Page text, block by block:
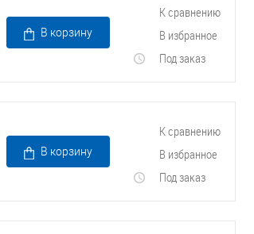
В корзину
К сравнению
В избранное
Под заказ
В корзину
К сравнению
В избранное
Под заказ